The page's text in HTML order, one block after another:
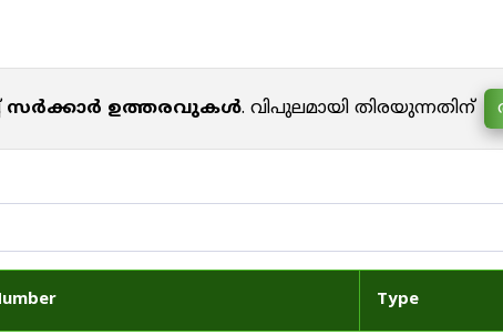
സർക്കാർ ഉത്തരവുകൾ. വിപുലമായി തിരയുന്നതിന്
Type